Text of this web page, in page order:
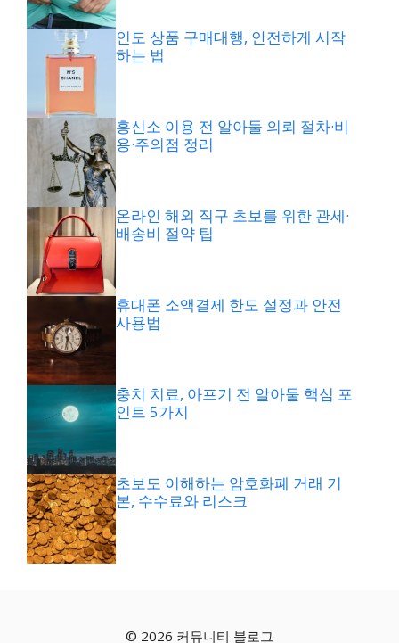
인도 상품 구매대행, 안전하게 시작
하는 법
흥신소 이용 전 알아둘 의뢰 절차·비
용·주의점 정리
온라인 해외 직구 초보를 위한 관세·
배송비 절약 팁
휴대폰 소액결제 한도 설정과 안전
사용법
충치 치료, 아프기 전 알아둘 핵심 포
인트 5가지
초보도 이해하는 암호화폐 거래 기
본, 수수료와 리스크
© 2026 커뮤니티 블로그